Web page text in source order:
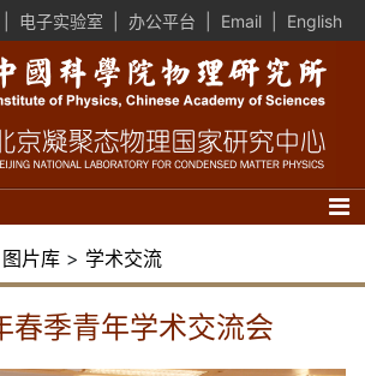
电子实验室 办公平台 Email English
图片库 > 学术交流
春季青年学术交流会